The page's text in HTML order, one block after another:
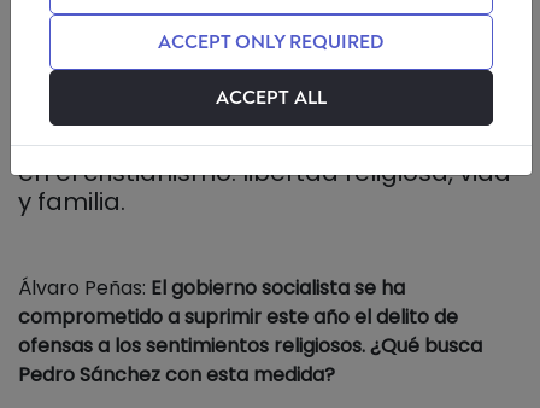
Polonia Castellanos es presidente de
Abogados Cristianos. Una asociación civil
de ámbito internacional que defiende en
el ámbito jurídico los valores inspirados
en el cristianismo: libertad religiosa, vida
y familia.
Álvaro Peñas: El gobierno socialista se ha
comprometido a suprimir este año el delito de
ofensas a los sentimientos religiosos. ¿Qué busca
Pedro Sánchez con esta medida?
ACCEPT ONLY REQUIRED
ACCEPT ALL